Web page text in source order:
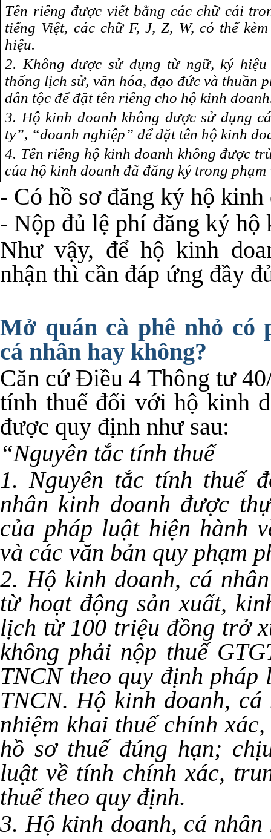
Tên riêng được viết bằng các chữ cái
tiếng Việt, các chữ F, J, Z, W, có thể
hiệu.
2. Không được sử dụng từ ngữ, ký
thống lịch sử, văn hóa, đạo đức và thuần
dân tộc để đặt tên riêng cho hộ kinh
3. Hộ kinh doanh không được sử dụng
ty”, “doanh nghiệp” để đặt tên hộ kinh
4. Tên riêng hộ kinh doanh không được
của hộ kinh doanh đã đăng ký trong phạm
- Có hồ sơ đăng ký hộ kinh
- Nộp đủ lệ phí đăng ký hộ
Như vậy, để hộ kinh
nhận thì cần đáp ứng đầy
Mở quán cà phê nhỏ có
cá nhân hay không?
Căn cứ Điều 4 Thông tư
tính thuế đối với hộ kinh
được quy định như sau:
“Nguyên tắc tính thuế
1. Nguyên tắc tính thuế
nhân kinh doanh được
của pháp luật hiện hành
và các văn bản quy phạm
2. Hộ kinh doanh, cá
từ hoạt động sản xuất,
lịch từ 100 triệu đồng trở
không phải nộp thuế
TNCN theo quy định pháp
TNCN. Hộ kinh doanh,
nhiệm khai thuế chính
hồ sơ thuế đúng hạn;
luật về tính chính xác,
thuế theo quy định.
3. Hộ kinh doanh, cá